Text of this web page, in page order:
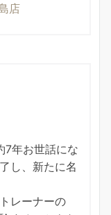
店
7年お世話にな
し、新たに名
レーナーの